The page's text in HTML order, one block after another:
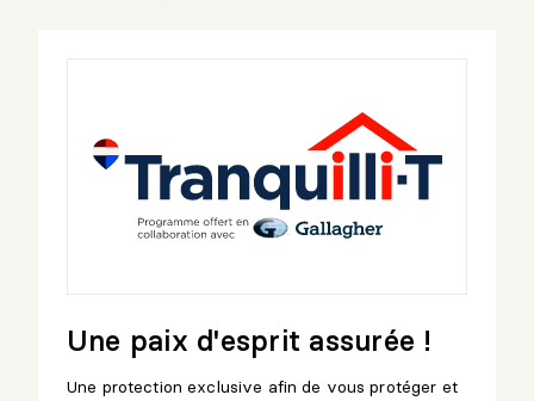
Une paix d'esprit assurée !
Une protection exclusive afin de vous protéger et